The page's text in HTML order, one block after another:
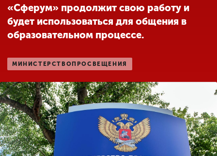
Студенческая жизнь
Сведения об
образовательной
ENG SPN CHI
«Сферум» продолжит свою работу и
будет использоваться для общения в
образовательном процессе.
МИНИСТЕРСТВОПРОСВЕЩЕНИЯ